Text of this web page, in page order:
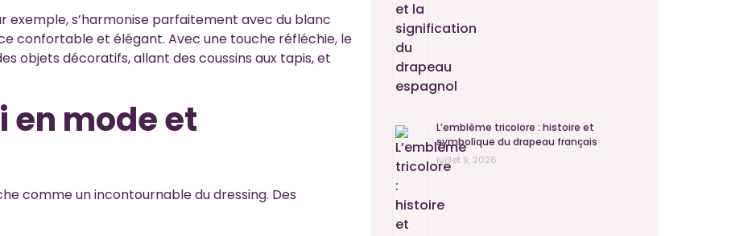
exemple, s’harmonise parfaitement avec du blanc
confortable et élégant. Avec une touche réfléchie, le
objets décoratifs, allant des coussins aux tapis, et
en mode et
comme un incontournable du dressing. Des
L’emblème tricolore : histoire et
symbolique du drapeau français
juillet 9, 2026